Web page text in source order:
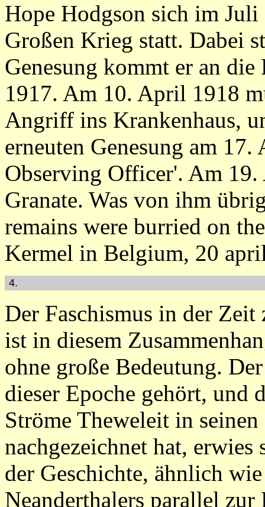
Hope Hodgson sich im
Großen Krieg statt. Dabei
Genesung kommt er an
1917. Am 10. April 1918
Angriff ins Krankenhaus,
erneuten Genesung am
Observing Officer'. Am
Granate. Was von ihm
remains were burried on
Kermel in Belgium, 20
4.
Der Faschismus in der
ist in diesem
ohne große Bedeutung.
dieser Epoche gehört, und
Ströme Theweleit in
nachgezeichnet hat, erwies
der Geschichte, ähnlich
Neanderthalers parallel